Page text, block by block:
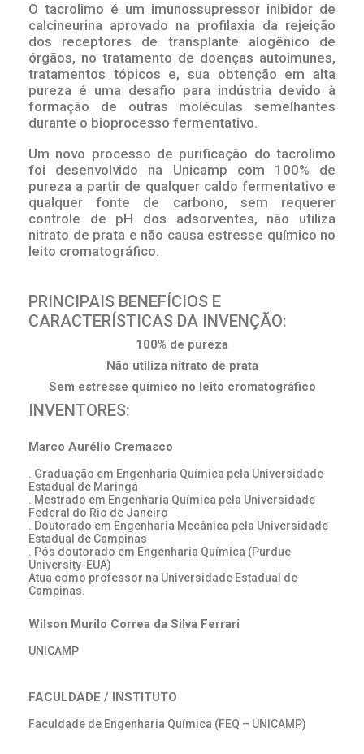
O tacrolimo é um imunossupressor inibidor de
calcineurina aprovado na profilaxia da rejeição
dos receptores de transplante alogênico de
órgãos, no tratamento de doenças autoimunes,
tratamentos tópicos e, sua obtenção em alta
pureza é uma desafio para indústria devido à
formação de outras moléculas semelhantes
durante o bioprocesso fermentativo.
Um novo processo de purificação do tacrolimo
foi desenvolvido na Unicamp com 100% de
pureza a partir de qualquer caldo fermentativo e
qualquer fonte de carbono, sem requerer
controle de pH dos adsorventes, não utiliza
nitrato de prata e não causa estresse químico no
leito cromatográfico.
PRINCIPAIS BENEFÍCIOS E
CARACTERÍSTICAS DA INVENÇÃO:
100% de pureza
Não utiliza nitrato de prata
Sem estresse químico no leito cromatográfico
INVENTORES:
Marco Aurélio Cremasco
. Graduação em Engenharia Química pela Universidade
Estadual de Maringá
. Mestrado em Engenharia Química pela Universidade
Federal do Rio de Janeiro
. Doutorado em Engenharia Mecânica pela Universidade
Estadual de Campinas
. Pós doutorado em Engenharia Química (Purdue
University-EUA)
Atua como professor na Universidade Estadual de
Campinas.
Wilson Murilo Correa da Silva Ferrari
UNICAMP
FACULDADE / INSTITUTO
Faculdade de Engenharia Química (FEQ – UNICAMP)